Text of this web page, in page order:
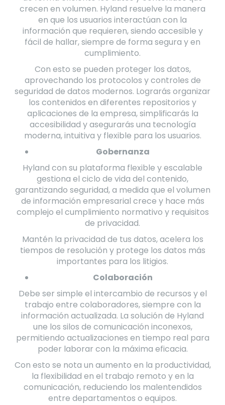
crecen en volumen. Hyland resuelve la manera
en que los usuarios interactúan con la
información que requieren, siendo accesible y
fácil de hallar, siempre de forma segura y en
cumplimiento.
Con esto se pueden proteger los datos,
aprovechando los protocolos y controles de
seguridad de datos modernos. Lograrás organizar
los contenidos en diferentes repositorios y
aplicaciones de la empresa, simplificarás la
accesibilidad y asegurarás una tecnología
moderna, intuitiva y flexible para los usuarios.
Gobernanza
Hyland con su plataforma flexible y escalable
gestiona el ciclo de vida del contenido,
garantizando seguridad, a medida que el volumen
de información empresarial crece y hace más
complejo el cumplimiento normativo y requisitos
de privacidad.
Mantén la privacidad de tus datos, acelera los
tiempos de resolución y protege los datos más
importantes para los litigios.
Colaboración
Debe ser simple el intercambio de recursos y el
trabajo entre colaboradores, siempre con la
información actualizada. La solución de Hyland
une los silos de comunicación inconexos,
permitiendo actualizaciones en tiempo real para
poder laborar con la máxima eficacia.
Con esto se nota un aumento en la productividad,
la flexibilidad en el trabajo remoto y en la
comunicación, reduciendo los malentendidos
entre departamentos o equipos.